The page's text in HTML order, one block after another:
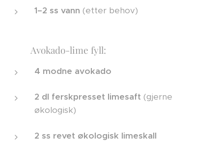
1–2 ss vann (etter behov)
🥑🍋 Avokado-lime fyll:
4 modne avokado
2 dl ferskpresset limesaft (gjerne
økologisk)
2 ss revet økologisk limeskall